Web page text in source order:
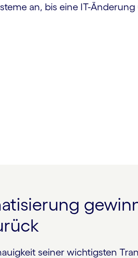
an, bis eine IT-
seiner wichtigsten